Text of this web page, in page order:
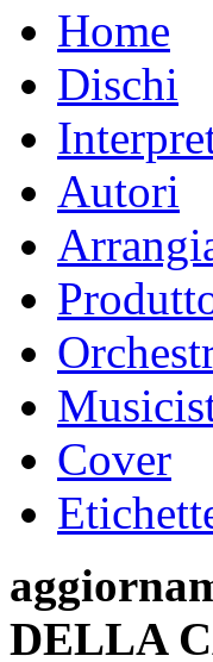
Home
Dischi
Autori
Cover
DELLA